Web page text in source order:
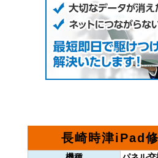
長崎時津iPad